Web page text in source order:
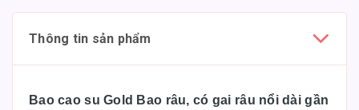
Thông tin sản phẩm
Bao cao su Gold Bao râu, có gai râu nổi dài gần